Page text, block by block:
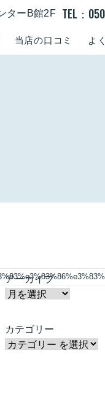
当店の口コミ よ
ターB館2F TEL：
アーカイブ
カテゴリー